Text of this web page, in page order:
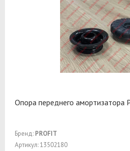
Опора переднего амортизатора
Бренд: PROFIT
Артикул: 13502180